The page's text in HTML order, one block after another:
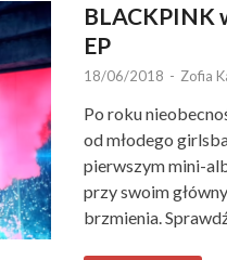
BLACKPINK
EP
18/06/2018 - Zofia
Po roku
od młodego
pierwszym mini-
przy swoim
brzmienia.